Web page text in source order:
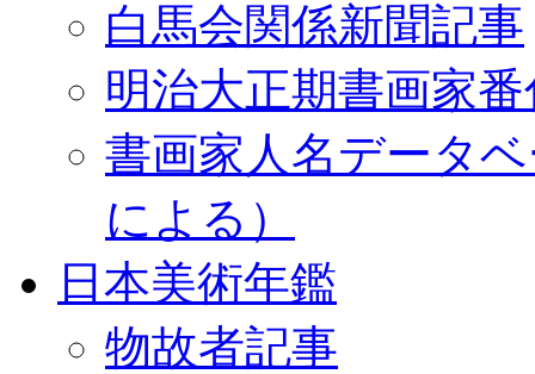
白馬会関係新聞記事
明治大正期書画家
書画家人名データ
による）
日本美術年鑑
物故者記事